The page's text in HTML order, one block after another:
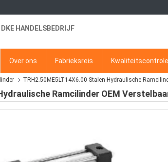
DKE HANDELSBEDRIJF
Over ons Fabrieksreis Kwaliteitscontrole
TRH2.50ME5LT14X6.00 Stalen Hydraulische
Ramcilinder OEM